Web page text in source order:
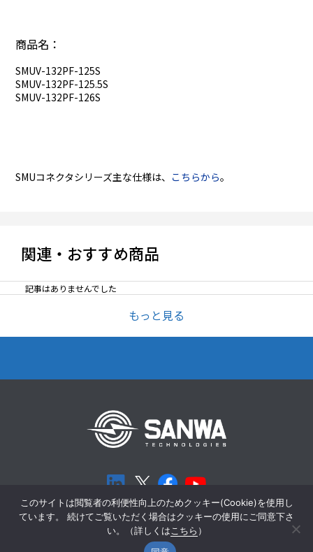
商品名：
SMUV-132PF-125S
SMUV-132PF-125.5S
SMUV-132PF-126S
SMUコネクタシリーズ主な仕様は、 こちらから。
関連・おすすめ商品
記事はありませんでした
もっと見る
個人情報保護方針Cookieポリシー
このサイトは閲覧者の利便性向上のためクッキー(Cookie)を使用し
ています。 続けてご覧いただく場合はクッキーの使用にご同意下さ
い。（詳しくは こちら ）